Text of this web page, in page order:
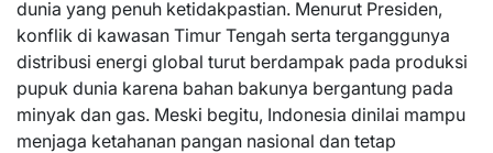
dunia yang penuh ketidakpastian. Menurut Presiden,
konflik di kawasan Timur Tengah serta terganggunya
distribusi energi global turut berdampak pada produksi
pupuk dunia karena bahan bakunya bergantung pada
minyak dan gas. Meski begitu, Indonesia dinilai mampu
menjaga ketahanan pangan nasional dan tetap